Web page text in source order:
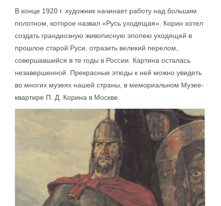
В конце 1920 г. художник начинает работу над большим
полотном, которое назвал «Русь уходящая». Корин хотел
создать грандиозную живописную эпопею уходящей в
прошлое старой Руси, отразить великий перелом,
совершавшийся в те годы в России. Картина осталась
незавершенной. Прекрасные этюды к ней можно увидеть
во многих музеях нашей страны, в мемориальном Музее-
квартире П. Д. Корина в Москве.